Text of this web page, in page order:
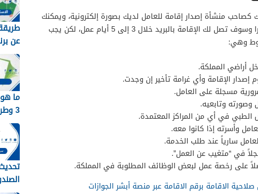
على رصيد المدفوعات
كصاحب منشأة إصدار إقامة للعامل لديك بصورة إلكترونية، ويمكنك
أن تقوم بهذه الخدمة فورا وسوف تصل لك الإقامة بالبريد خلال 3 إلى 5 أيام عمل، لكن يجب
وهي:
أراضي المملكة.
الإقامة وأي غرامة تأخير إن وجدت.
مسجلة على العامل.
وتابعيه.
الطبي في أي من المراكز المعتمدة.
وأسرته إذا كانوا معه.
سارياً عند طلب الخدمة.
في “متغيب عن العمل”.
على رخصة عمل لبعض الوظائف المطلوبة في المملكة.
الاقامة برقم الاقامة عبر منصة أبشر الجوازات
عن
برقم
ما
3
نظام